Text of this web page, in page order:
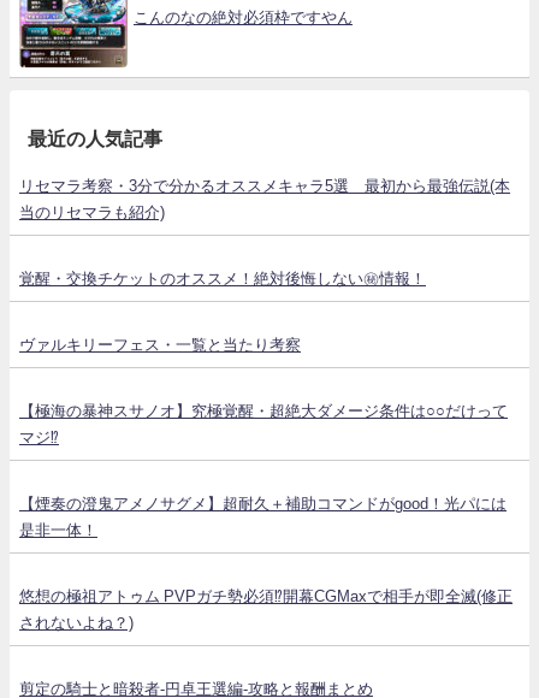
こんのなの絶対必須枠ですやん
最近の人気記事
リセマラ考察・3分で分かるオススメキャラ5選 最初から最強伝説(本
当のリセマラも紹介)
覚醒・交換チケットのオススメ！絶対後悔しない㊙情報！
ヴァルキリーフェス・一覧と当たり考察
【極海の暴神スサノオ】究極覚醒・超絶大ダメージ条件は○○だけって
マジ⁉
【煙奏の澄鬼アメノサグメ】超耐久＋補助コマンドがgood！光パには
是非一体！
悠想の極祖アトゥム PVPガチ勢必須⁉開幕CGMaxで相手が即全滅(修正
されないよね？)
剪定の騎士と暗殺者-円卓王選編-攻略と報酬まとめ